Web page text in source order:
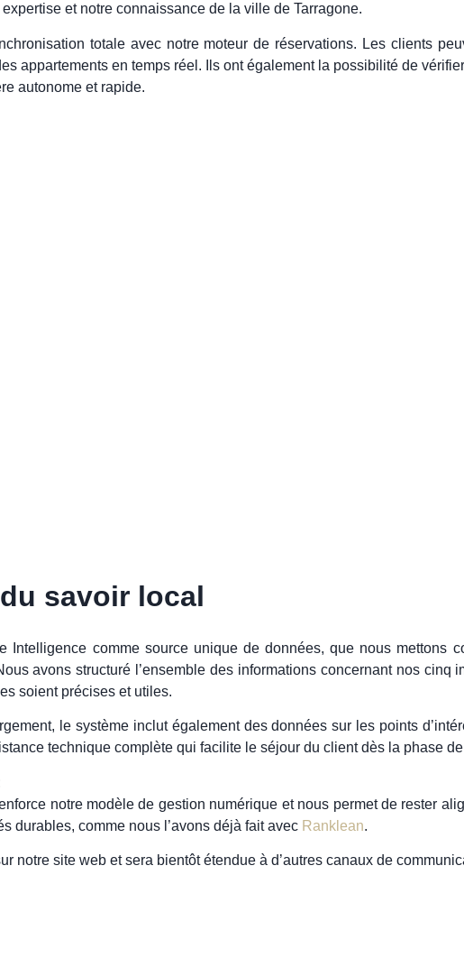
expertise et notre connaissance de la ville de Tarragone.
totale avec notre moteur de réservations. Les clients
appartements en temps réel. Ils ont également la possibilité de
autonome et rapide.
savoir local
Intelligence comme source unique de données, que nous mettons
avons structuré l’ensemble des informations concernant nos cinq
soient précises et utiles.
le système inclut également des données sur les points
technique complète qui facilite le séjour du client dès la phase
notre modèle de gestion numérique et nous permet de rester
durables, comme nous l’avons déjà fait avec Ranklean.
notre site web et sera bientôt étendue à d’autres canaux de